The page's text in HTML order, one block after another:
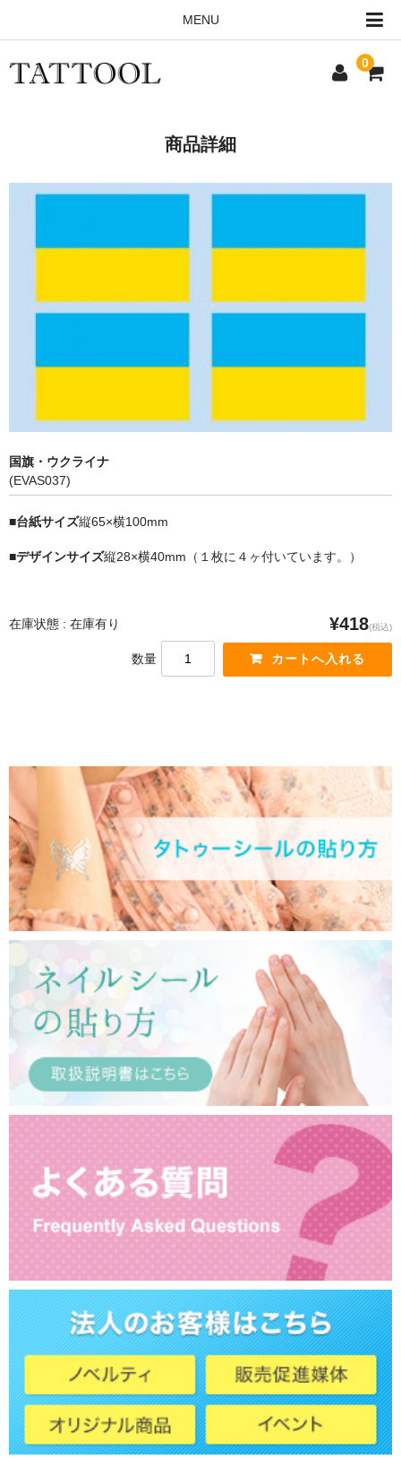
0
MENU
ORDERING INFO
CONTACT
商品詳細
国旗・ウクライナ
(EVAS037)
■台紙サイズ縦65×横100mm
■デザインサイズ縦28×横40mm（１枚に４ヶ付いています。）
在庫状態 : 在庫有り ¥418(税込)
数量